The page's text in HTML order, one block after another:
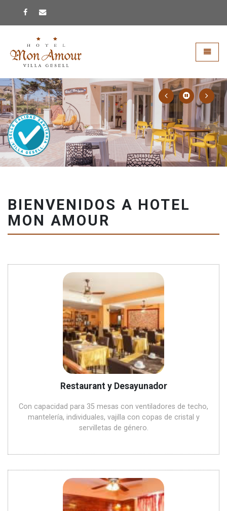
Menú
BIENVENIDOS A HOTEL
MON AMOUR
Restaurant y Desayunador
Con capacidad para 35 mesas con ventiladores de techo,
mantelería, individuales, vajilla con copas de cristal y
servilletas de género.